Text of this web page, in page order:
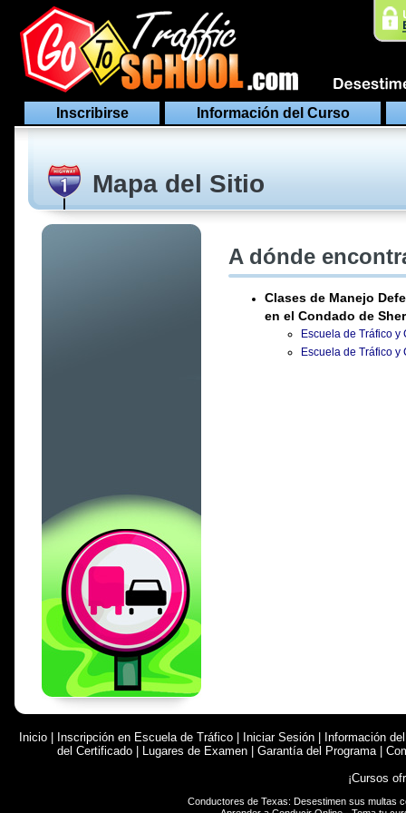
Inscribirse Información del Curso
Mapa del Sitio
A dónde
Clases de Manejo
en el Condado de
Escuela de Tráfico
Escuela de Tráfico
Inicio Inscripción en Escuela de Tráfico Iniciar Sesión
Información
del Certificado
Lugares de Examen Garantía del Programa|
¡Cursos
Conductores de Texas: Desestimen sus multas